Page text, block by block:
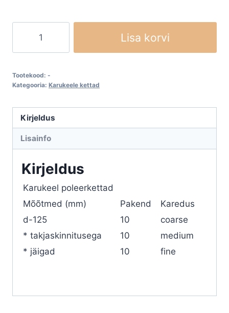
poleerkettad
takjaskinnitusega
Lisa korvi
Tootekood: -
Kategooria: Karukeele kettad
Kirjeldus
Lisainfo
Kirjeldus
Karukeel poleerkettad
Mõõtmed (mm)
Pakend
Karedus
d-125
10
coarse
* takjaskinnitusega
10
medium
* jäigad
10 fine